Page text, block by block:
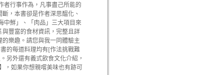
者行事作為，凡事盡己所能的
，本書卻是作者深思醞化、
中鮮」、「肉品」三大項目來
豐富的食材資訊，完整且詳
樂趣。請您與我一同體驗主
的每道料理均有[作法挑戰難
另外還有義式飲食文化介紹，
，如果你想親嚐美味也有跡可